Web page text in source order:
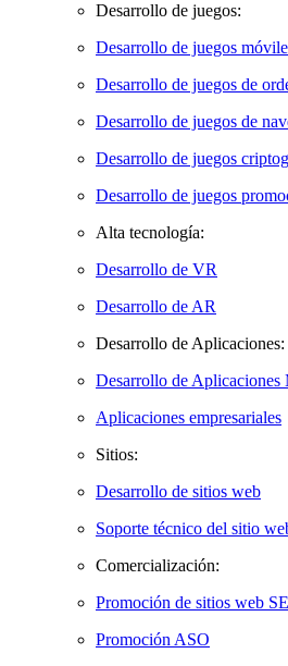
Desarrollo de juegos:
Desarrollo de juegos
Desarrollo de juegos de
Desarrollo de juegos de
Desarrollo de juegos
Desarrollo de juegos
Alta tecnología:
Desarrollo de VR
Desarrollo de AR
Desarrollo de Aplicaciones:
Desarrollo de Aplicaciones
Aplicaciones empresariales
Sitios:
Desarrollo de sitios web
Soporte técnico del sitio
Comercialización:
Promoción de sitios web
Promoción ASO